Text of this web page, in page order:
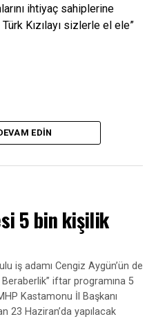
ihtiyaç sahiplerine
Kızılayı sizlerle el ele”
EDIN
5 bin kişilik
iş adamı Cengiz Aygün’ün de
Beraberlik” iftar programına 5
Kastamonu İl Başkanı
23 Haziran’da yapılacak